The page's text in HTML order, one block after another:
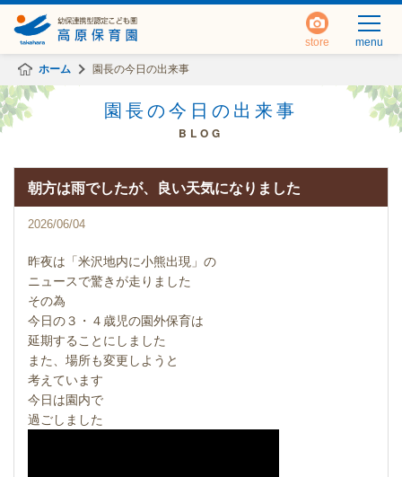
menu
store
ホーム 園長の今日の出来事
園長の今日の出来事
BLOG
朝方は雨でしたが、良い天気になりました
2026/06/04
昨夜は「米沢地内に小熊出現」の
ニュースで驚きが走りました
その為
今日の３・４歳児の園外保育は
延期することにしました
また、場所も変更しようと
考えています
今日は園内で
過ごしました